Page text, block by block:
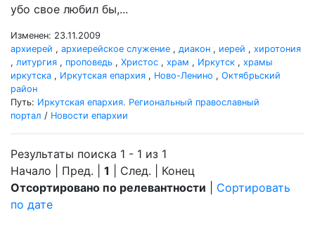
убо свое любил бы,...
Изменен: 23.11.2009
архиерей , архиерейское служение , диакон , иерей , хиротония
, литургия , проповедь , Христос , храм , Иркутск , храмы
иркутска , Иркутская епархия , Ново-Ленино , Октябрьский
район
Путь: Иркутская епархия. Региональный православный
портал / Новости епархии
Результаты поиска 1 - 1 из 1
Начало | Пред. | 1 | След. | Конец
Отсортировано по релевантности
Сортировать
по дате